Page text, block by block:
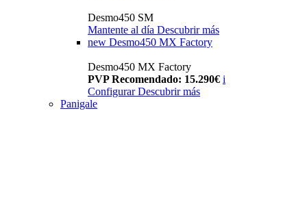
Desmo450 SM
Mantente al día Descubrir más
new Desmo450 MX Factory
Desmo450 MX Factory
PVP Recomendado: 15.290€ i
Configurar Descubrir más
Panigale